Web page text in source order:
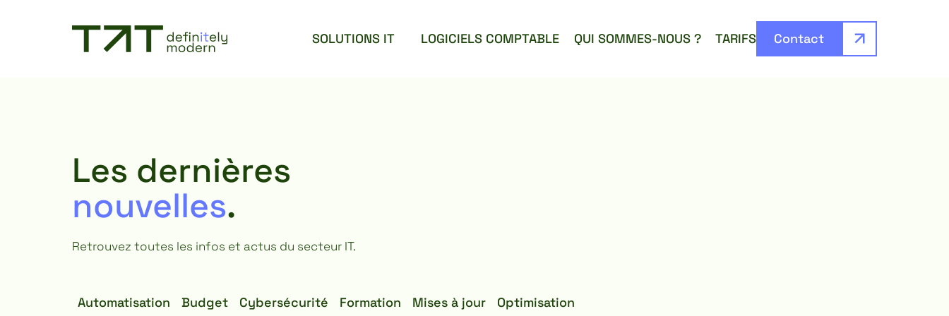
SOLUTIONS IT LOGICIELS COMPTABLE QUI SOMMES-NOUS ? TARIFS Contact
Les dernières
nouvelles.
Retrouvez toutes les infos et actus du secteur IT.
Automatisation Budget Cybersécurité Formation Mises à jour Optimisation